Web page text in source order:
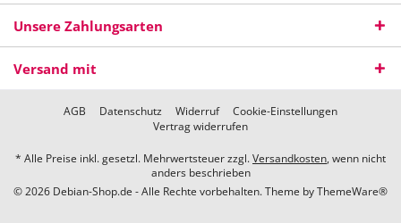
Unsere Zahlungsarten
Versand mit
AGB Datenschutz Widerruf
Cookie-Einstellungen
Vertrag widerrufen
* Alle Preise inkl. gesetzl. Mehrwertsteuer zzgl.Versandkosten, wenn nicht
anders beschrieben
© 2026 Debian-Shop.de - Alle Rechte vorbehalten. Theme byThemeWare®